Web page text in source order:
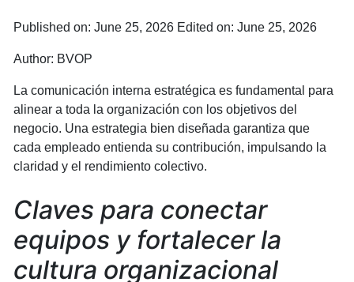
Published on: June 25, 2026 Edited on: June 25, 2026
Author: BVOP
La comunicación interna estratégica es fundamental para
alinear a toda la organización con los objetivos del
negocio. Una estrategia bien diseñada garantiza que
cada empleado entienda su contribución, impulsando la
claridad y el rendimiento colectivo.
Claves para conectar
equipos y fortalecer la
cultura organizacional